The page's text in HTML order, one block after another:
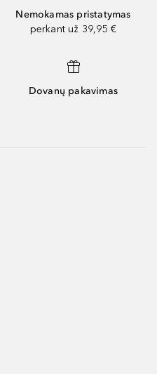
Nemokamas pristatymas
perkant už 39,95 €
Dovanų pakavimas